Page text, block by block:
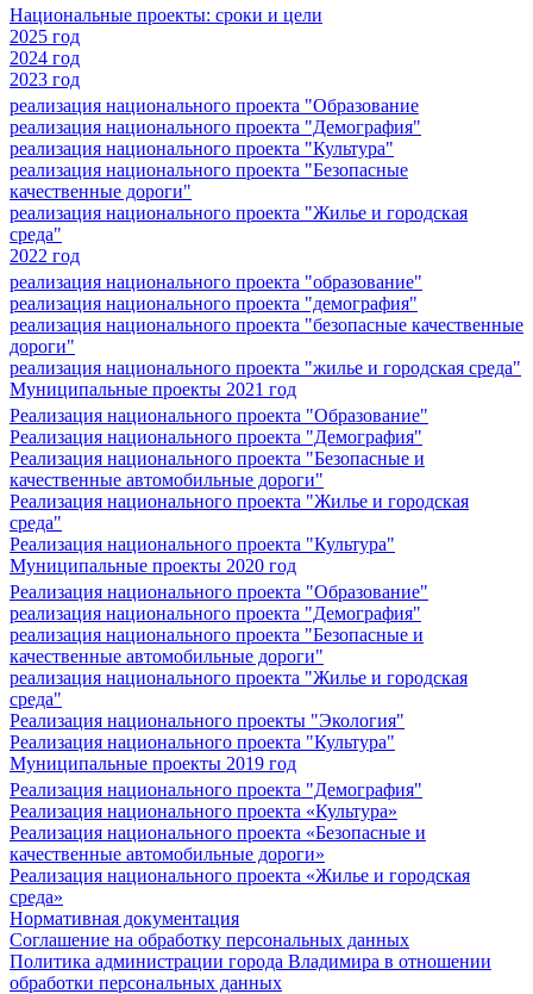
Национальные проекты: сроки и цели
2025 год
2024 год
2023 год
реализация национального проекта "Образование
реализация национального проекта "Демография"
реализация национального проекта "Культура"
реализация национального проекта "Безопасные
качественные дороги"
реализация национального проекта "Жилье и городская
среда"
2022 год
реализация национального проекта "образование"
реализация национального проекта "демография"
реализация национального проекта "безопасные качественные
дороги"
реализация национального проекта "жилье и городская среда"
Муниципальные проекты 2021 год
Реализация национального проекта "Образование"
Реализация национального проекта "Демография"
Реализация национального проекта "Безопасные и
качественные автомобильные дороги"
Реализация национального проекта "Жилье и городская
среда"
Реализация национального проекта "Культура"
Муниципальные проекты 2020 год
Реализация национального проекта "Образование"
реализация национального проекта "Демография"
реализация национального проекта "Безопасные и
качественные автомобильные дороги"
реализация национального проекта "Жилье и городская
среда"
Реализация национального проекты "Экология"
Реализация национального проекта "Культура"
Муниципальные проекты 2019 год
Реализация национального проекта "Демография"
Реализация национального проекта «Культура»
Реализация национального проекта «Безопасные и
качественные автомобильные дороги»
Реализация национального проекта «Жилье и городская
среда»
Нормативная документация
Соглашение на обработку персональных данных
Политика администрации города Владимира в отношении
обработки персональных данных